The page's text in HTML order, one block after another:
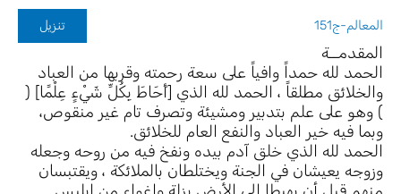
المعالم-ج151 تنزيل
المقدمــة
الحمد لله حمداً وافياً على سعة رحمته وقربها من العباد
والخلائق مطلقاً ، الحمد لله الذي [أَحَاطَ بِكُلِّ شَيْءٍ عِلْمًا] (
) وهو على علم بتدبير ومشيئة وتصرف تام غير منقوص،
وبما فيه خير العباد والنفع العام للخلائق.
الحمد لله الذي خلق آدم بيده ونفخ فيه من روحه وجعله
وزوجه يعيشان في الجنة ويختلطان بالملائكة ، ويقتبسان